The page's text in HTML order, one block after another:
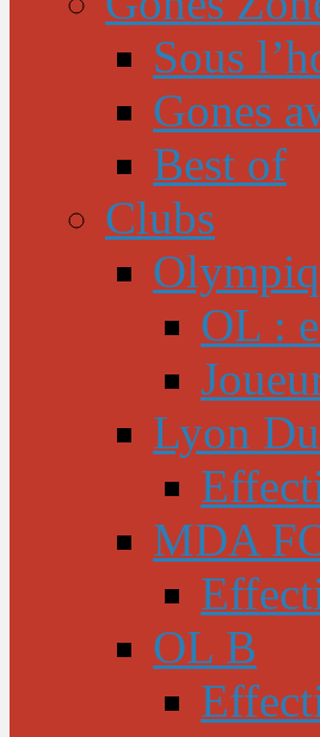
Sous
Gones
Best of
Clubs
OL :
Lyon
MDA
OL B